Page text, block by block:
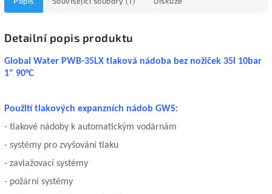
Detailní popis produktu
Global Water PWB-35LX tlaková nádoba bez nožiček 35l 10bar
1" 90°C
Použití tlakových expanzních nádob GWS:
- tlakové nádoby k automatickým vodárnám
- systémy pro zvyšování tlaku
- zavlažovací systémy
- požární systémy